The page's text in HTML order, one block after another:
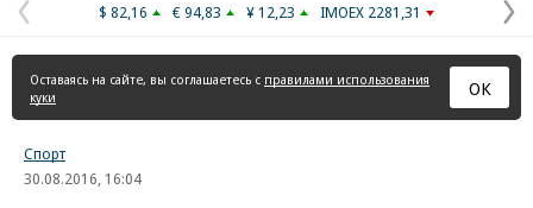
Предыдущая
страница
$ 82,16 € 94,83 ¥ 12,23 IMOEX 2281,31
Оставаясь на сайте, вы соглашаетесь с правилами использования
куки
ОК
Спорт
30.08.2016, 16:04